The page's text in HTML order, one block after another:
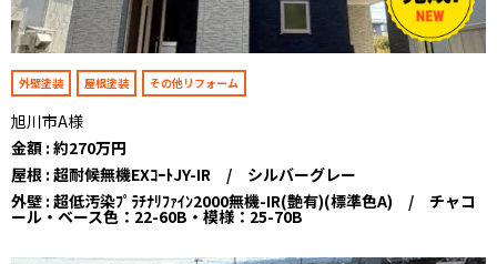
外壁塗装 屋根塗装 その他リフォーム
旭川市A様
金額 : 約270万円
屋根 : 超耐候無機EXｺｰﾄJY-IR / シルバーグレー
外壁 : 超低汚染ﾌﾟﾗﾁﾅﾘﾌｧｲﾝ2000無機-IR(艶有)(標準色A) / チャコ
ール・ベース色：22-60B・模様：25-70B